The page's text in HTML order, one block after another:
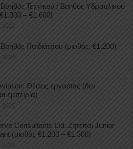
Βοηθός Τεχνικού / Βοηθός Υδραυλικού
– €1.600)
2026
Βοηθός Παιδιάτρου (μισθός: €1.200)
2026
Θέσεις εργασίας (δεν
εμπειρία)
2026
Consultants Ltd: Ζητείται Junior
(μισθός €1.200 – €1.300)
2026